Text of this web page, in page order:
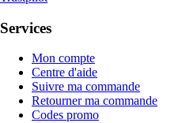
Services
Mon compte
Centre d'aide
Suivre ma commande
Retourner ma commande
Codes promo